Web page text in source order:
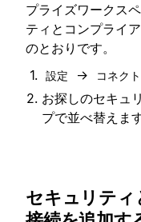
プライズワークス
ティとコンプライ
のとおりです。
設定 → コネクト
お探しのセキュ
プで並べ替えます
セキュリテ